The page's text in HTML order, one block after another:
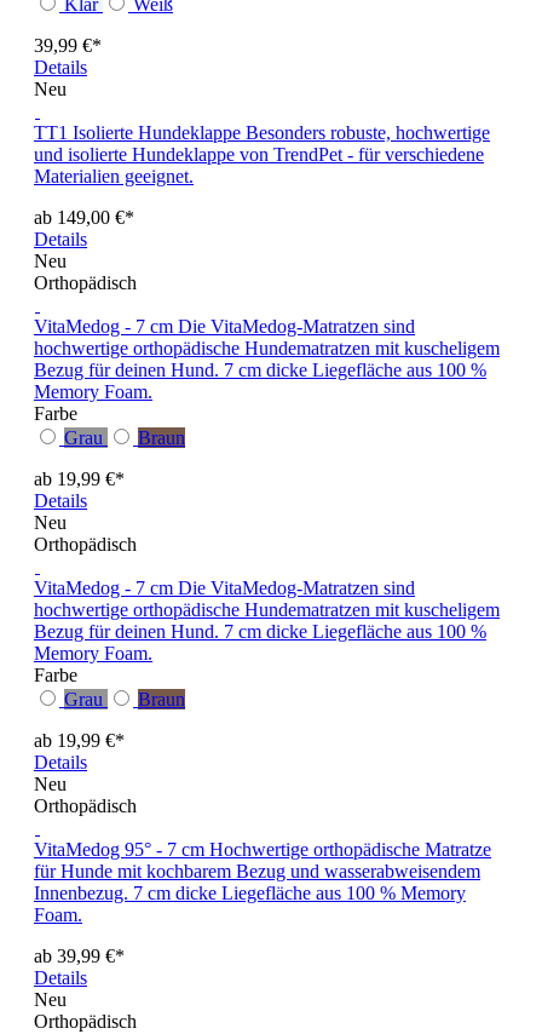
Klar
Weiß
39,99 €*
Details
Neu
TT1 Isolierte Hundeklappe Besonders robuste, hochwertige
und isolierte Hundeklappe von TrendPet - für verschiedene
Materialien geeignet.
ab 149,00 €*
Details
Neu
Orthopädisch
VitaMedog - 7 cm Die VitaMedog-Matratzen sind
hochwertige orthopädische Hundematratzen mit kuscheligem
Bezug für deinen Hund. 7 cm dicke Liegefläche aus 100 %
Memory Foam.
Farbe
Grau
Braun
ab 19,99 €*
Details
Neu
Orthopädisch
VitaMedog - 7 cm Die VitaMedog-Matratzen sind
hochwertige orthopädische Hundematratzen mit kuscheligem
Bezug für deinen Hund. 7 cm dicke Liegefläche aus 100 %
Memory Foam.
Farbe
Grau
Braun
ab 19,99 €*
Details
Neu
Orthopädisch
VitaMedog 95° - 7 cm Hochwertige orthopädische Matratze
für Hunde mit kochbarem Bezug und wasserabweisendem
Innenbezug. 7 cm dicke Liegefläche aus 100 % Memory
Foam.
ab 39,99 €*
Details
Neu
Orthopädisch